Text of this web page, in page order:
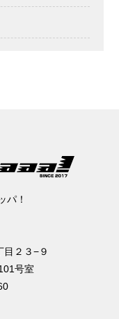
パ！
目２３−９
号室